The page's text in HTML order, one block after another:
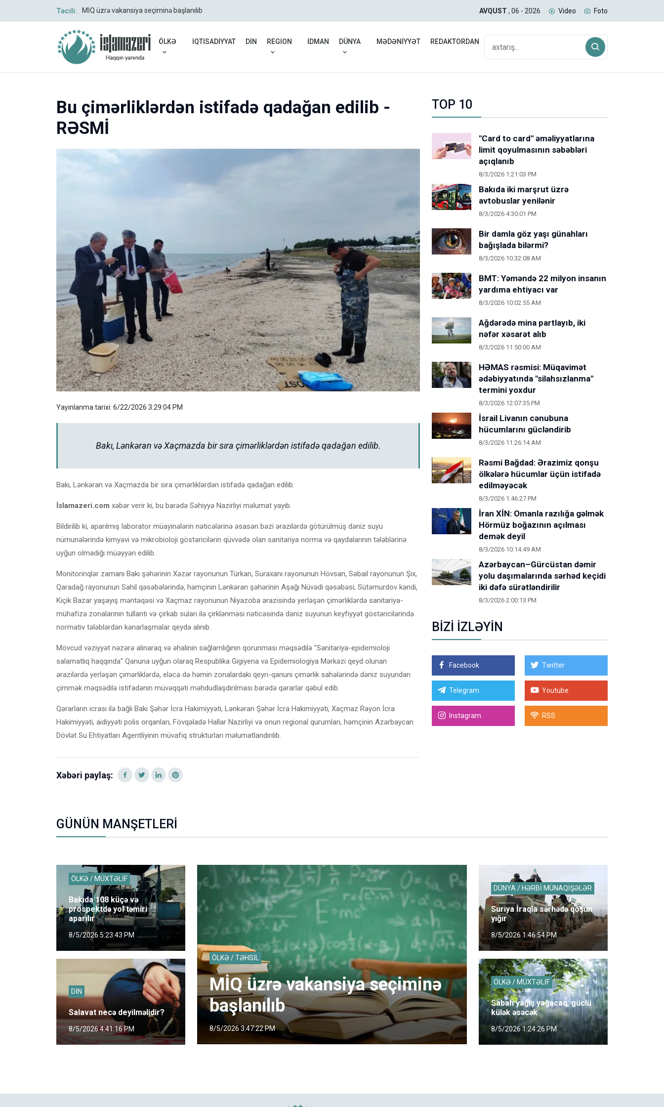
Təcili: MİQ üzrə vakansiya seçiminə başlanılıb 7 ayda 41 mindən çox şəxs uşağın anadan olmasına görə müavinət alıb
AVQUST , 06 - 2026 Video Foto
ÖLKƏ İQTİSADİYYAT DİN REGİON İDMAN DÜNYA MƏDƏNİYYƏT REDAKTORDAN
Bu çimərliklərdən istifadə qadağan edilib -
RƏSMİ
Yayınlanma tarixi: 6/22/2026 3:29:04 PM
Bakı, Lənkəran və Xaçmazda bir sıra çimərliklərdən istifadə qadağan edilib.
Bakı, Lənkəran və Xaçmazda bir sıra çimərliklərdən istifadə qadağan edilib.
İslamazeri.com xəbər verir ki, bu barədə Səhiyyə Nazirliyi məlumat yayıb.
Bildirilib ki, aparılmış laborator müayinələrin nəticələrinə əsasən bəzi ərazilərdə götürülmüş dəniz suyu
nümunələrində kimyəvi və mikrobioloji göstəricilərin qüvvədə olan sanitariya norma və qaydalarının tələblərinə
uyğun olmadığı müəyyən edilib.
Monitorinqlər zamanı Bakı şəhərinin Xəzər rayonunun Türkan, Suraxanı rayonunun Hövsan, Səbail rayonunun Şıx,
Qaradağ rayonunun Sahil qəsəbələrində, həmçinin Lənkəran şəhərinin Aşağı Nüvədi qəsəbəsi, Sütəmurdov kəndi,
Kiçik Bazar yaşayış məntəqəsi və Xaçmaz rayonunun Niyazoba ərazisində yerləşən çimərliklərdə sanitariya-
mühafizə zonalarının tullantı və çirkab suları ilə çirklənməsi nəticəsində dəniz suyunun keyfiyyət göstəricilərində
normativ tələblərdən kənarlaşmalar qeydə alınıb.
Mövcud vəziyyət nəzərə alınaraq və əhalinin sağlamlığının qorunması məqsədilə "Sanitariya-epidemioloji
salamatlıq haqqında" Qanuna uyğun olaraq Respublika Gigiyena və Epidemiologiya Mərkəzi qeyd olunan
ərazilərdə yerləşən çimərliklərdə, eləcə də həmin zonalardakı qeyri-qanuni çimərlik sahələrində dəniz suyundan
çimmək məqsədilə istifadənin müvəqqəti məhdudlaşdırılması barədə qərarlar qəbul edib.
Qərarların icrası ilə bağlı Bakı Şəhər İcra Hakimiyyəti, Lənkəran Şəhər İcra Hakimiyyəti, Xaçmaz Rayon İcra
Hakimiyyəti, aidiyyəti polis orqanları, Fövqəladə Hallar Nazirliyi və onun regional qurumları, həmçinin Azərbaycan
Dövlət Su Ehtiyatları Agentliyinin müvafiq strukturları məlumatlandırılıb.
Xəbəri paylaş:
TOP 10
"Card to card" əməliyyatlarına
limit qoyulmasının səbəbləri
açıqlanıb
8/3/2026 1:21:03 PM
Bakıda iki marşrut üzrə
avtobuslar yenilənir
8/3/2026 4:30:01 PM
Bir damla göz yaşı günahları
bağışlada bilərmi?
8/3/2026 10:32:08 AM
BMT: Yəməndə 22 milyon insanın
yardıma ehtiyacı var
8/3/2026 10:02:55 AM
Ağdərədə mina partlayıb, iki
nəfər xəsarət alıb
8/3/2026 11:50:00 AM
HƏMAS rəsmisi: Müqavimət
ədəbiyyatında "silahsızlanma"
termini yoxdur
8/3/2026 12:07:35 PM
İsrail Livanın cənubuna
hücumlarını gücləndirib
8/3/2026 11:26:14 AM
Rəsmi Bağdad: Ərazimiz qonşu
ölkələrə hücumlar üçün istifadə
edilməyəcək
8/3/2026 1:46:27 PM
İran XİN: Omanla razılığa gəlmək
Hörmüz boğazının açılması
demək deyil
8/3/2026 10:14:49 AM
Azərbaycan–Gürcüstan dəmir
yolu daşımalarında sərhəd keçidi
iki dəfə sürətləndirilir
8/3/2026 2:00:13 PM
BİZİ İZLƏYİN
Facebook Twitter
Telegram Youtube
Instagram RSS
GÜNÜN MANŞETLERİ
ÖLKƏ / MÜXTƏLİF
Bakıda 108 küçə və
prospektdə yol təmiri
aparılır
8/5/2026 5:23:43 PM
DİN
Salavat necə deyilməlidir?
8/5/2026 4:41:16 PM
ÖLKƏ / TƏHSİL
MİQ üzrə vakansiya seçiminə
başlanılıb
8/5/2026 3:47:22 PM
DÜNYA / HƏRBİ MÜNAQİŞƏLƏR
Suriya İraqla sərhədə qoşun
yığır
8/5/2026 1:46:54 PM
ÖLKƏ / MÜXTƏLİF
Sabah yağış yağacaq, güclü
külək əsəcək
8/5/2026 1:24:26 PM